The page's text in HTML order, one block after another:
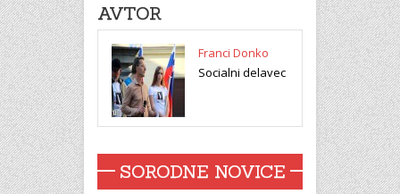
AVTOR
Franci Donko
Socialni delavec
SORODNE NOVICE